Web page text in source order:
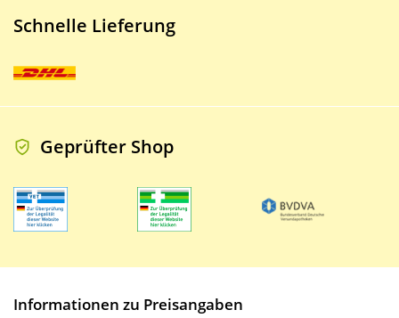
Schnelle Lieferung
Geprüfter Shop
Informationen zu Preisangaben